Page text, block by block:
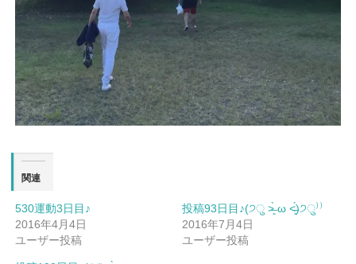
関連
530運動3日目♪
2016年4月4日
ユーザー投稿
投稿93日目♪(੭ु ˃̶͈̀ ω ˂̶͈́)੭ु⁾⁾
2016年7月4日
ユーザー投稿